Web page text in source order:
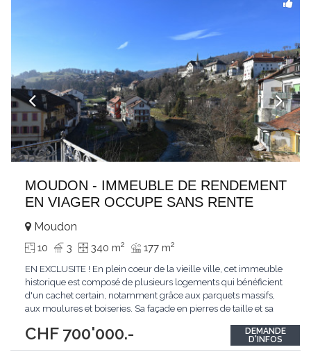
MOUDON - IMMEUBLE DE RENDEMENT
EN VIAGER OCCUPE SANS RENTE
CHF 700'000.-
Moudon
10 3 340 m2 177 m2
EN EXCLUSITE ! En plein coeur de la vieille ville, cet immeuble
historique est composé de plusieurs logements qui bénéficient
d'un cachet certain, notamment grâce aux parquets massifs,
aux moulures et boiseries. Sa façade en pierres de taille et sa
niveau, hormis le dernier, dispose d'un balcon/terrasse avec
garde corps en fer forgé,...
DEMANDE
D'INFOS